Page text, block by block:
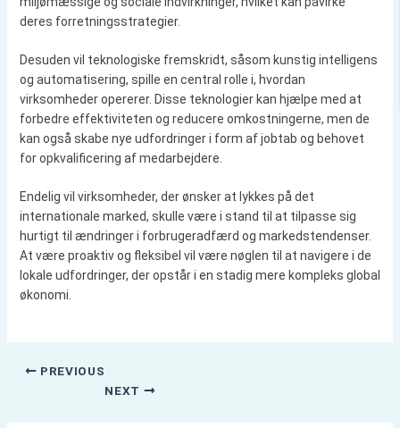
deres forretningsstrategier.
Desuden vil teknologiske fremskridt, såsom kunstig intelligens
og automatisering, spille en central rolle i, hvordan
virksomheder opererer. Disse teknologier kan hjælpe med at
forbedre effektiviteten og reducere omkostningerne, men de
kan også skabe nye udfordringer i form af jobtab og behovet
for opkvalificering af medarbejdere.
Endelig vil virksomheder, der ønsker at lykkes på det
internationale marked, skulle være i stand til at tilpasse sig
hurtigt til ændringer i forbrugeradfærd og markedstendenser.
At være proaktiv og fleksibel vil være nøglen til at navigere i de
lokale udfordringer, der opstår i en stadig mere kompleks global
økonomi.
PREVIOUS
NEXT